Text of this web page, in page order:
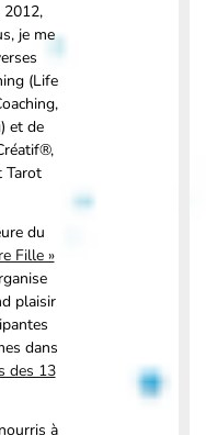
2012,
je me
(Life
et de
Tarot
du
Fille »
plaisir
dans
des 13
à